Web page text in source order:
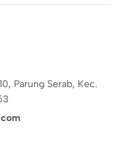
Parung Serab, Kec.